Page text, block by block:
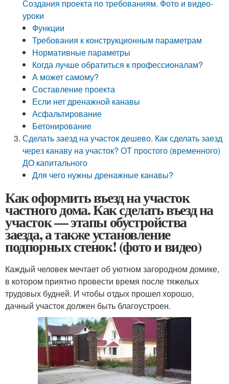
Создания проекта по требованиям. Фото и видео-
уроки
Функции
Требования к конструкционным параметрам
Нормативные параметры
Когда лучше обратиться к профессионалам?
А может самому?
Составление проекта
Если нет дренажной канавы
Асфальтирование
Бетонирование
Сделать заезд на участок дешево. Как сделать заезд
через канаву на участок? ОТ простого (временного)
ДО капитального
Для чего нужны дренажные канавы?
Как оформить въезд на участок
частного дома. Как сделать въезд на
участок — этапы обустройства
заезда, а также установление
подпорных стенок! (фото и видео)
Каждый человек мечтает об уютном загородном домике,
в котором приятно провести время после тяжелых
трудовых будней. И чтобы отдых прошел хорошо,
дачный участок должен быть благоустроен.